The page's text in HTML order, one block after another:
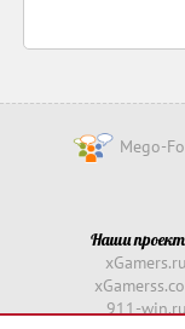
Mego-
Наши
xGamers.ru
911-